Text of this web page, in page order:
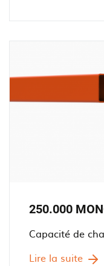
250.000
Capacité de
Lire la suite